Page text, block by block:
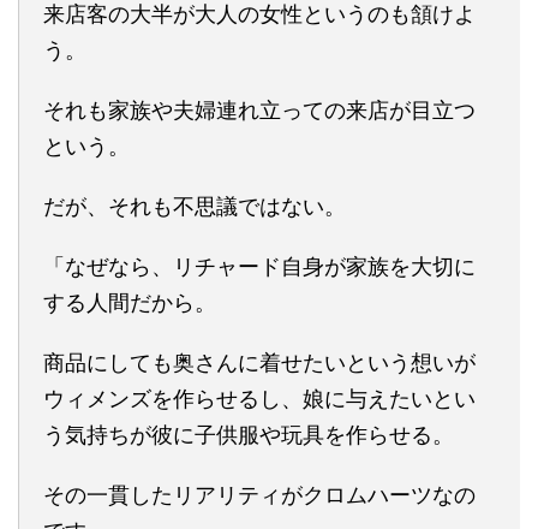
来店客の大半が大人の女性というのも頷けよ
う。
それも家族や夫婦連れ立っての来店が目立つ
という。
だが、それも不思議ではない。
「なぜなら、リチャード自身が家族を大切に
する人間だから。
商品にしても奥さんに着せたいという想いが
ウィメンズを作らせるし、娘に与えたいとい
う気持ちが彼に子供服や玩具を作らせる。
その一貫したリアリティがクロムハーツなの